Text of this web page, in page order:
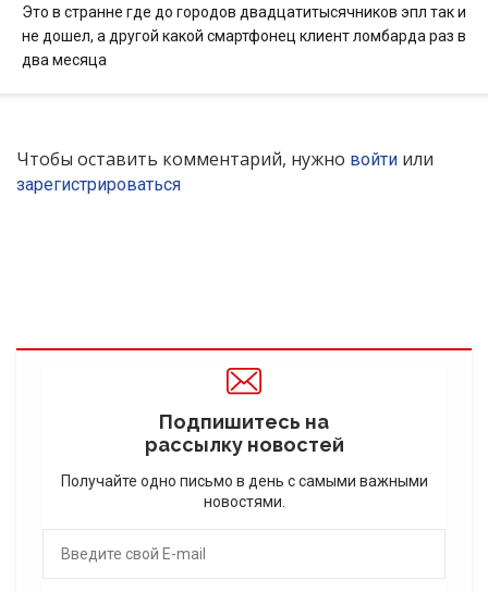
Это в странне где до городов двадцатитысячников эпл так и
не дошел, а другой какой смартфонец клиент ломбарда раз в
два месяца
Чтобы оставить комментарий, нужно войти или
зарегистрироваться
Подпишитесь на
рассылку новостей
Получайте одно письмо в день с самыми важными
новостями.